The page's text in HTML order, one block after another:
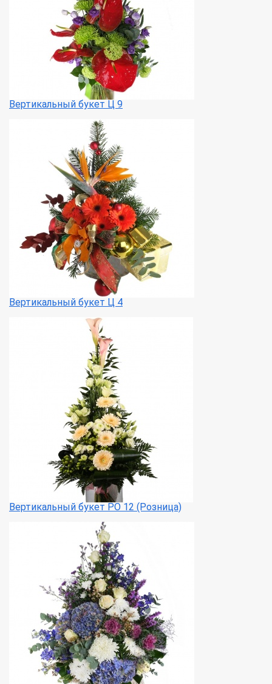
Вертикальный букет Ц 9
Вертикальный букет Ц 4
Вертикальный букет РО 12 (Розница)